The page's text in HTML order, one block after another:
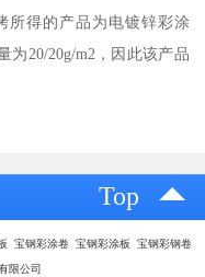
所得的产品为电镀锌彩涂
为20/20g/m2，因此该产品
Top
宝钢彩涂卷 宝钢彩涂板 宝钢彩钢卷
限公司